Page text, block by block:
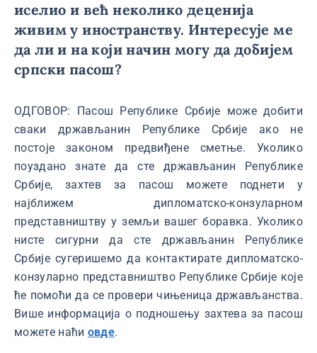
иселио и већ неколико деценија
живим у иностранству. Интересује ме
да ли и на који начин могу да добијем
српски пасош?
ОДГОВОР: Пасош Републике Србије може добити
сваки држављанин Републике Србије ако не
постоје законом предвиђене сметње. Уколико
поуздано знате да сте држављанин Републике
Србије, захтев за пасош можете поднети у
најближем дипломатско-конзуларном
представништву у земљи вашег боравка. Уколико
нисте сигурни да сте држављанин Републике
Србије сугеришемо да контактирате дипломатско-
конзуларно представништво Републике Србије које
ће помоћи да се провери чињеница држављанства.
Више информација о подношењу захтева за пасош
можете наћи овде.